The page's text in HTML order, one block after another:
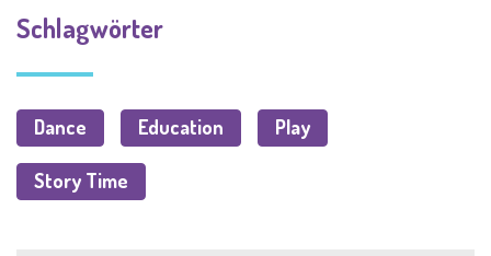
Schlagwörter
Dance Education Play
Story Time